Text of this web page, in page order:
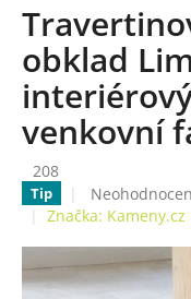
obklad
venkovní
208
Tip
Průměrné
hodnocení
0,0
Značka: Kameny.cz